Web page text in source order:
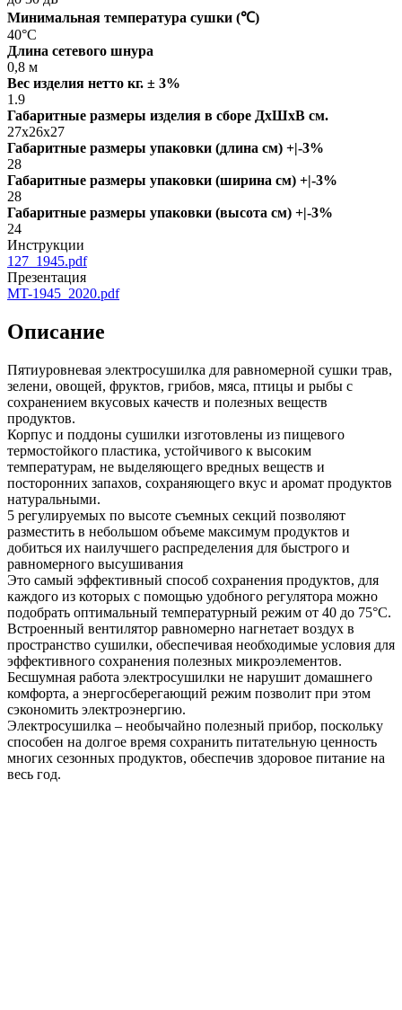
Минимальная температура сушки (℃)
40°C
Длина сетевого шнура
0,8 м
Вес изделия нетто кг. ± 3%
1.9
Габаритные размеры изделия в сборе ДxШxВ см.
27x26x27
Габаритные размеры упаковки (длина см) +|-3%
28
Габаритные размеры упаковки (ширина см) +|-3%
28
Габаритные размеры упаковки (высота см) +|-3%
24
Инструкции
127_1945.pdf
Презентация
MT-1945_2020.pdf
Описание
Пятиуровневая электросушилка для равномерной сушки трав,
зелени, овощей, фруктов, грибов, мяса, птицы и рыбы с
сохранением вкусовых качеств и полезных веществ
продуктов.
Корпус и поддоны сушилки изготовлены из пищевого
термостойкого пластика, устойчивого к высоким
температурам, не выделяющего вредных веществ и
посторонних запахов, сохраняющего вкус и аромат продуктов
натуральными.
5 регулируемых по высоте съемных секций позволяют
разместить в небольшом объеме максимум продуктов и
добиться их наилучшего распределения для быстрого и
равномерного высушивания
Это самый эффективный способ сохранения продуктов, для
каждого из которых с помощью удобного регулятора можно
подобрать оптимальный температурный режим от 40 до 75°C.
Встроенный вентилятор равномерно нагнетает воздух в
пространство сушилки, обеспечивая необходимые условия для
эффективного сохранения полезных микроэлементов.
Бесшумная работа электросушилки не нарушит домашнего
комфорта, а энергосберегающий режим позволит при этом
сэкономить электроэнергию.
Электросушилка – необычайно полезный прибор, поскольку
способен на долгое время сохранить питательную ценность
многих сезонных продуктов, обеспечив здоровое питание на
весь год.